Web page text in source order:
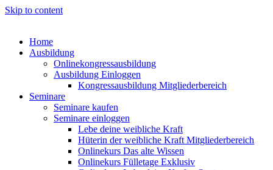
Skip to content
Home
Ausbildung
Onlinekongressausbildung
Ausbildung Einloggen
Kongressausbildung Mitgliederbereich
Seminare
Seminare kaufen
Seminare einloggen
Lebe deine weibliche Kraft
Hüterin der weibliche Kraft Mitgliederbereich
Onlinekurs Das alte Wissen
Onlinekurs Fülletage Exklusiv